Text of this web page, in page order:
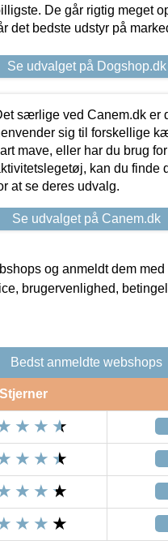
De går rigtig meget
det bedste udstyr på
Se udvalget på Dogshop.dk
særlige ved Canem.dk er
sig til forskellige
mave, eller har du brug
kan du finde
at se deres udvalg.
Se udvalget på Canem.dk
og anmeldt dem
brugervenlighed,
Bedst anmeldte webshops
Stjerner